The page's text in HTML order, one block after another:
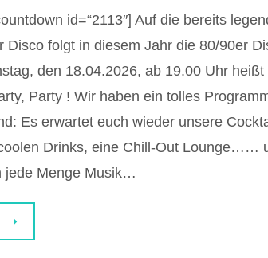
id=“2113″] Auf die bereits
Disco folgt in diesem Jahr die 80/90er
den 18.04.2026, ab 19.00 Uhr heißt
Party ! Wir haben ein tolles
Es erwartet euch wieder unsere
Drinks, eine Chill-Out Lounge……
jede Menge Musik…